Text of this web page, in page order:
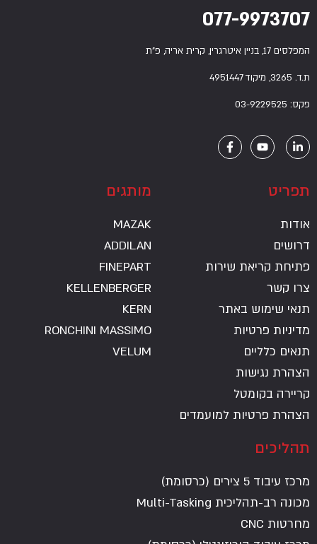
077-9973707
המפלסים 17, בניין איטרגרין, קרית אריה, פ”ת
ת.ד. 3265, מיקוד 4951447
פקס: 03-9229525
תפריט
אודות
דרושים
פתיחת קריאת שירות
צרו קשר
תנאי שימוש באתר
מדיניות פרטיות
תנאים כלליים
הצהרת נגישות
קריירה בקומטל
הצהרת פרטיות למועמדים
מותגים
MAZAK
ADDILAN
FINEPART
KELLENBERGER
KERN
RONCHINI MASSIMO
VELUM
תהליכים
מרכז עיבוד 5 צירים (כרסומת)
מכונה רב-תהליכית Multi-Tasking
מחרטות CNC